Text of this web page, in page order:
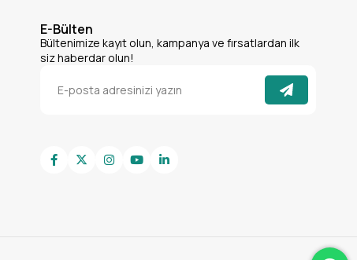
E-Bülten
Bültenimize kayıt olun, kampanya ve fırsatlardan ilk
siz haberdar olun!